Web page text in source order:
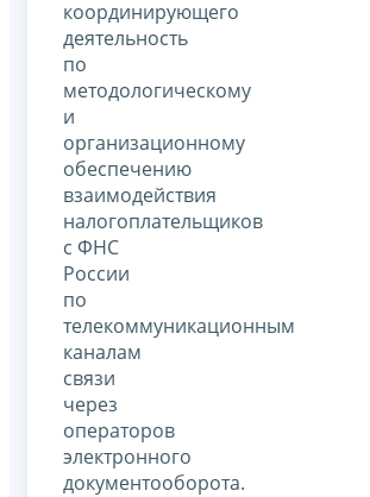
координирующего
деятельность
по
методологическому
и
организационному
обеспечению
взаимодействия
налогоплательщиков
с ФНС
России
по
телекоммуникационным
каналам
связи
через
операторов
электронного
документооборота.